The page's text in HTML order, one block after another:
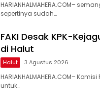
HARIANHALMAHERA.COM–
sepertinya sudah…
FAKI Desak KPK-
di Halut
Halut 3 Agustus 2026
HARIANHALMAHERA.COM–
untuk…